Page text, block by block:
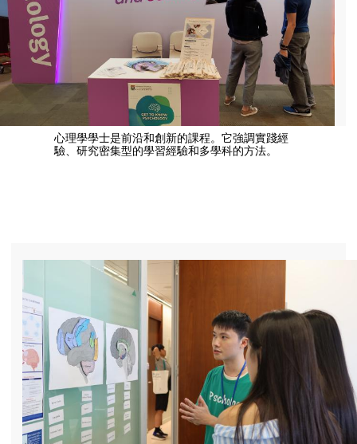
心理學學士是前沿和創新的課程。它強調實踐經
驗、研究密集型的學習經驗和多學科的方法。